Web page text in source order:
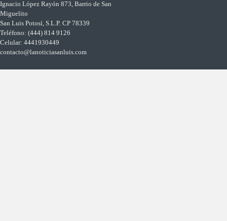
Ignacio López Rayón 873, Barrio de San
Miguelito
San Luis Potosí, S.L.P. CP 78339
Teléfono: (444) 814 9126
Celular: 4441930449
contacto@lanoticiasanluis.com